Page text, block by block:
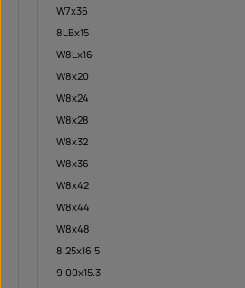
W7x36
8LBx15
W8Lx16
W8x20
W8x24
W8x28
W8x32
W8x36
W8x42
W8x44
W8x48
8.25x16.5
9.00x15.3